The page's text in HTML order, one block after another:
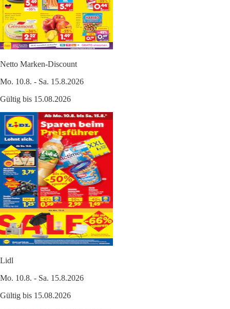
Netto Marken-Discount
Mo. 10.8. - Sa. 15.8.2026
Gültig bis 15.08.2026
Lidl
Mo. 10.8. - Sa. 15.8.2026
Gültig bis 15.08.2026